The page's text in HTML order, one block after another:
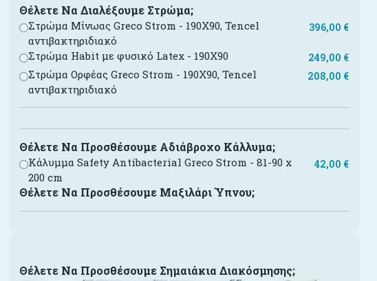
Θέλετε Να Διαλέξουμε Στρώμα;
Στρώμα Μίνωας Greco Strom - 190X90, Tencel
αντιβακτηριδιακό
396,00 €
Στρώμα Habit με φυσικό Latex - 190X90 249,00 €
Στρώμα Ορφέας Greco Strom - 190X90, Tencel
αντιβακτηριδιακό
208,00 €
Θέλετε Να Προσθέσουμε Αδιάβροχο Κάλλυμα;
Κάλυμμα Safety Antibacterial Greco Strom - 81-90 x
200 cm
42,00 €
Θέλετε Να Προσθέσουμε Μαξιλάρι Ύπνου;
Θέλετε Να Προσθέσουμε Σημαιάκια Διακόσμησης;